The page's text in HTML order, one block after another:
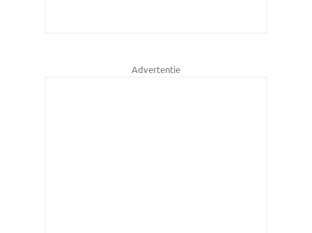
Advertentie